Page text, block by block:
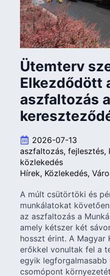
Ütemterv
Elkezdődött
aszfaltozás
2026-07-13
aszfaltozás fejlesztés
közlekedés
Hírek Közlekedés
A múlt csütörtöki és
munkálatokat
az aszfaltozás a
amely kétszer két
hosszt érint. A Magyar
erőkkel vonultak fel a
egyik legforgalmasabb
csomópont